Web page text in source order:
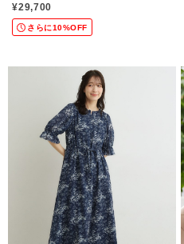
¥29,700
さらに10%OFF